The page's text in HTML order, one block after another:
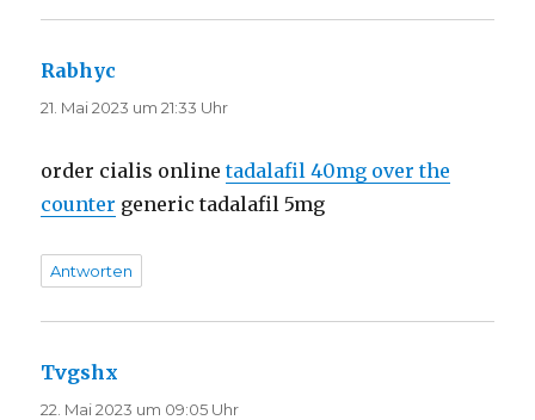
Rabhyc
21. Mai 2023 um 21:33 Uhr
order cialis onlinetadalafil 40mg over the
counter generic tadalafil 5mg
Antworten
Tvgshx
22. Mai 2023 um 09:05 Uhr